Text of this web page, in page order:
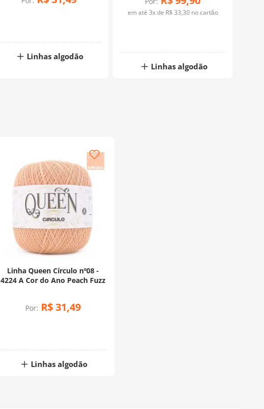
Linhas algodão
em até 3x de R$ 33,30no cartão
Linhas algodão
Linha Queen Círculo nº08 -
4224 A Cor do Ano Peach Fuzz
Por: R$ 31,49
Linhas algodão